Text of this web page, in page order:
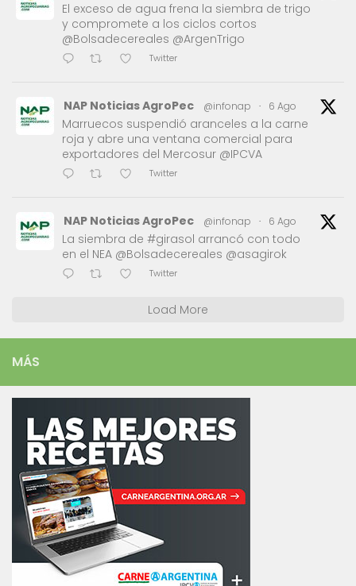
El exceso de agua frena la siembra de trigo
y compromete a los ciclos cortos
@Bolsadecereales @ArgenTrigo
Twitter
NAP Noticias AgroPec @infonap · 6 Ago
Marruecos suspendió aranceles a la carne
roja y abre una ventana comercial para
exportadores del Mercosur @IPCVA
Twitter
NAP Noticias AgroPec @infonap · 6 Ago
La siembra de #girasol arrancó con todo
en el NEA @Bolsadecereales @asagirok
Twitter
Load More
MÁS